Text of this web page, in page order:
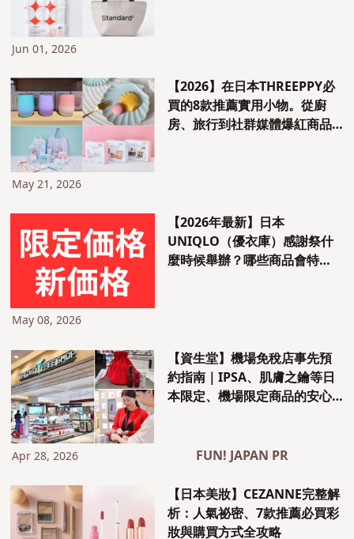
Jun 01, 2026
【2026】在日本THREEPPY必
買的8款推薦實用小物。從廚
房、旅行到社群媒體爆紅商品
May 21, 2026
【2026年最新】日本
UNIQLO（優衣庫）感謝祭什
麼時候舉辦？哪些商品會特
May 08, 2026
【資生堂】機場免稅店事先預
約指南｜IPSA、肌膚之鑰等日
本限定、機場限定商品的安心
Apr 28, 2026 FUN! JAPAN PR
【日本美妝】CEZANNE完整解
析：人氣祕密、7款推薦必買彩
妝與購買方式全攻略